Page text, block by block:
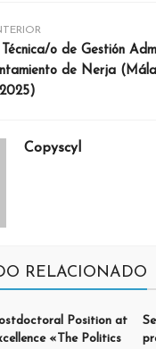
o de Gestión
de Nerja
Copyscyl
RELACIONADO
Position at
«The Politics